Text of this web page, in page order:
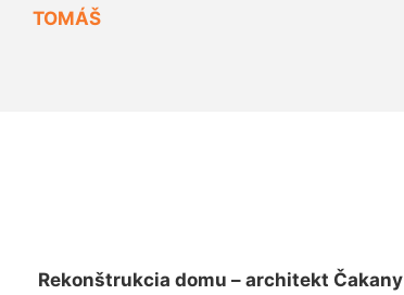
TOMÁŠ
Rekonštrukcia domu – architekt Čakany